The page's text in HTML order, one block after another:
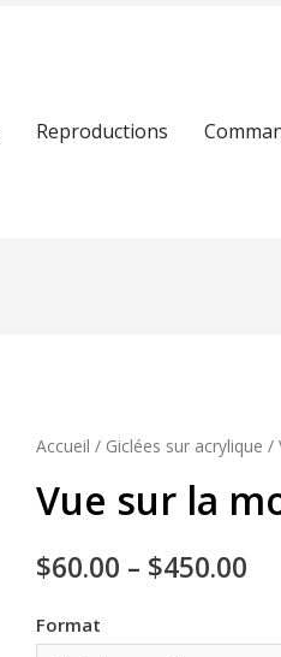
Reproductions
Accueil / Giclées sur acrylique /
Vue sur la
$60.00 – $450.00
Format